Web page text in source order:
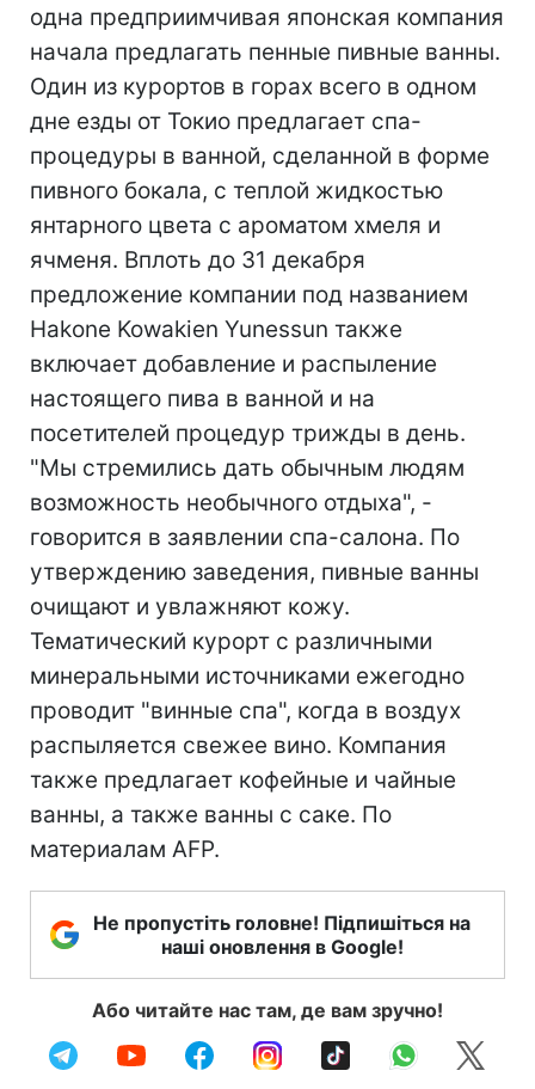
одна предприимчивая японская компания
начала предлагать пенные пивные ванны.
Один из курортов в горах всего в одном
дне езды от Токио предлагает спа-
процедуры в ванной, сделанной в форме
пивного бокала, с теплой жидкостью
янтарного цвета с ароматом хмеля и
ячменя. Вплоть до 31 декабря
предложение компании под названием
Hakone Kowakien Yunessun также
включает добавление и распыление
настоящего пива в ванной и на
посетителей процедур трижды в день.
"Мы стремились дать обычным людям
возможность необычного отдыха", -
говорится в заявлении спа-салона. По
утверждению заведения, пивные ванны
очищают и увлажняют кожу.
Тематический курорт с различными
минеральными источниками ежегодно
проводит "винные спа", когда в воздух
распыляется свежее вино. Компания
также предлагает кофейные и чайные
ванны, а также ванны с саке. По
материалам AFP.
Не пропустіть головне! Підпишіться на
наші оновлення в Google!
Або читайте нас там, де вам зручно!